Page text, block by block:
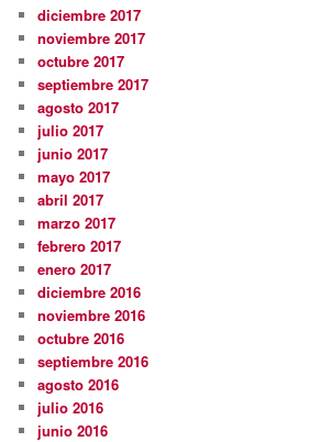
diciembre 2017
noviembre 2017
octubre 2017
septiembre 2017
agosto 2017
julio 2017
junio 2017
mayo 2017
abril 2017
marzo 2017
febrero 2017
enero 2017
diciembre 2016
noviembre 2016
octubre 2016
septiembre 2016
agosto 2016
julio 2016
junio 2016